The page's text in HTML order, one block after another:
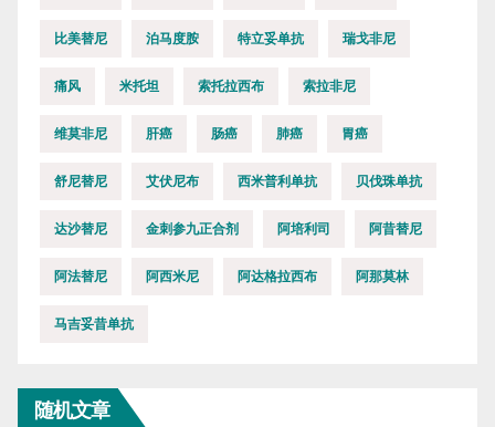
比美替尼 泊马度胺 特立妥单抗 瑞戈非尼
痛风 米托坦 索托拉西布 索拉非尼
维莫非尼 肝癌 肠癌 肺癌 胃癌
舒尼替尼 艾伏尼布 西米普利单抗 贝伐珠单抗
达沙替尼 金刺参九正合剂 阿培利司 阿昔替尼
阿法替尼 阿西米尼 阿达格拉西布 阿那莫林
马吉妥昔单抗
随机文章